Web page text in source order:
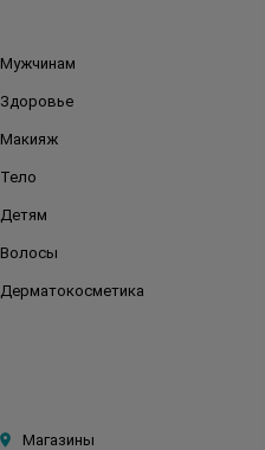
Мужчинам
Здоровье
Макияж
Тело
Детям
Волосы
Дерматокосметика
Магазины